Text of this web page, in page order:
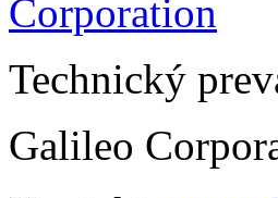
Technický
Galileo